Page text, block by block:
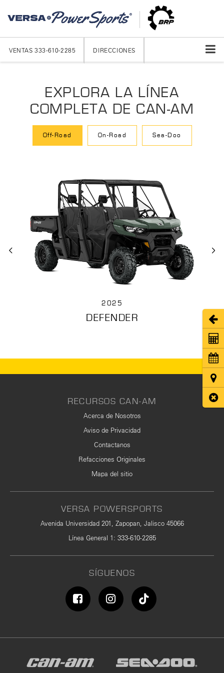
VENTAS 333-610-2285 DIRECCIONES
EXPLORA LA LÍNEA
COMPLETA DE CAN-AM
Off-Road On-Road Sea-Doo
2025
DEFENDER
RECURSOS CAN-AM
Acerca de Nosotros
Aviso de Privacidad
Contactanos
Refacciones Originales
Mapa del sitio
VERSA POWERSPORTS
Avenida Universidad 201, Zapopan, Jalisco 45066
Línea General 1: 333-610-2285
SÍGUENOS